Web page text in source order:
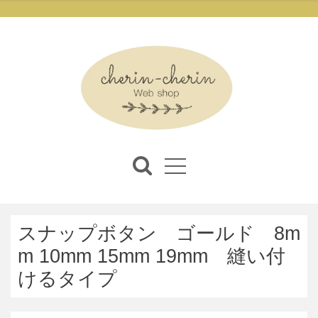
スナップボタン ゴールド 8m
m 10mm 15mm 19mm 縫い付
けるタイプ